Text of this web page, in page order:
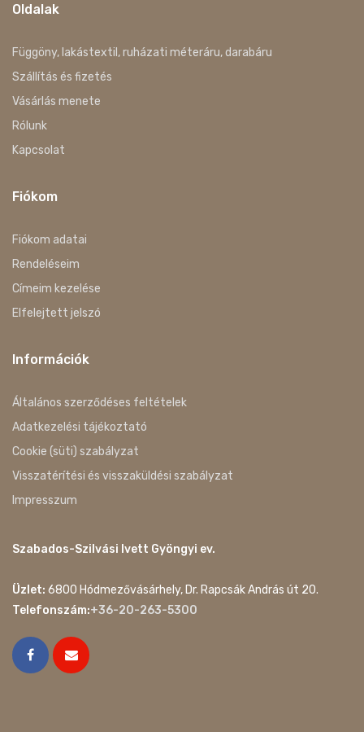
Oldalak
Függöny, lakástextil, ruházati méteráru, darabáru
Szállítás és fizetés
Vásárlás menete
Rólunk
Kapcsolat
Fiókom
Fiókom adatai
Rendeléseim
Címeim kezelése
Elfelejtett jelszó
Információk
Általános szerződéses feltételek
Adatkezelési tájékoztató
Cookie (süti) szabályzat
Visszatérítési és visszaküldési szabályzat
Impresszum
Szabados-Szilvási Ivett Gyöngyi ev.
Üzlet: 6800 Hódmezővásárhely, Dr. Rapcsák András út 20.
Telefonszám:+36-20-263-5300